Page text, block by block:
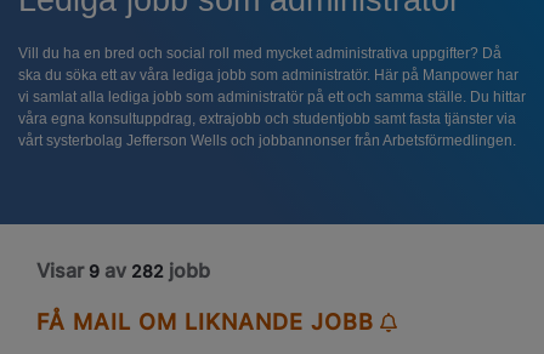
Vill du ha en bred och social roll med mycket administrativa uppgifter? Då
ska du söka ett av våra lediga jobb som administratör. Här på Manpower har
vi samlat alla lediga jobb som administratör på ett och samma ställe. Du hittar
våra egna konsultuppdrag, extrajobb och studentjobb samt fasta tjänster via
vårt systerbolag Jefferson Wells och jobbannonser från Arbetsförmedlingen.
Visar 9 av 282 jobb
FÅ MAIL OM LIKNANDE JOBB